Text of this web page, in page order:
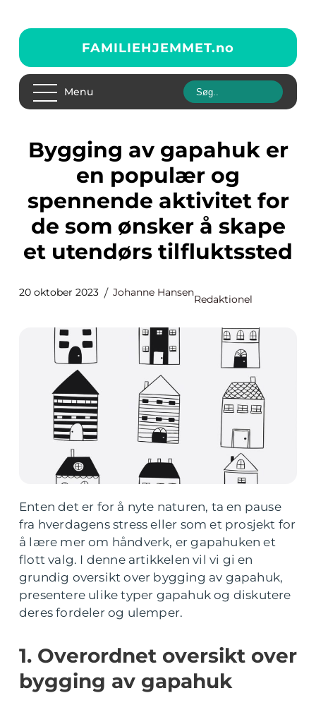
FAMILIEHJEMMET.no
Menu
Bygging av gapahuk er
en populær og
spennende aktivitet for
de som ønsker å skape
et utendørs tilfluktssted
20 oktober 2023 Johanne Hansen
Redaktionel
Enten det er for å nyte naturen, ta en pause
fra hverdagens stress eller som et prosjekt for
å lære mer om håndverk, er gapahuken et
flott valg. I denne artikkelen vil vi gi en
grundig oversikt over bygging av gapahuk,
presentere ulike typer gapahuk og diskutere
deres fordeler og ulemper.
1. Overordnet oversikt over
bygging av gapahuk